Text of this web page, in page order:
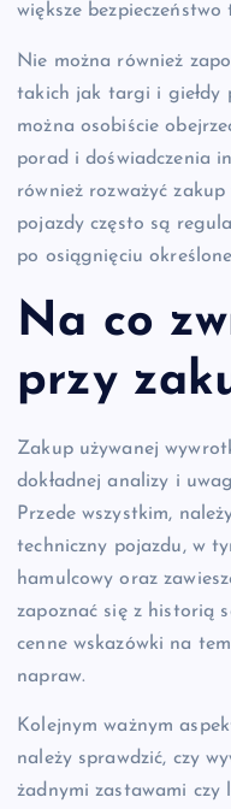
większe bezpieczeństwo
Nie można również
takich jak targi i giełdy
można osobiście
porad i doświadczenia
również rozważyć
pojazdy często są
po osiągnięciu
Na co
przy
Zakup używanej
dokładnej analizy i
Przede wszystkim,
techniczny pojazdu, w
hamulcowy oraz
zapoznać się z historią
cenne wskazówki na
napraw.
Kolejnym ważnym
należy sprawdzić, czy
żadnymi zastawami czy